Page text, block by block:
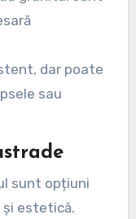
dar poate
sau
sunt opțiuni
estetică.